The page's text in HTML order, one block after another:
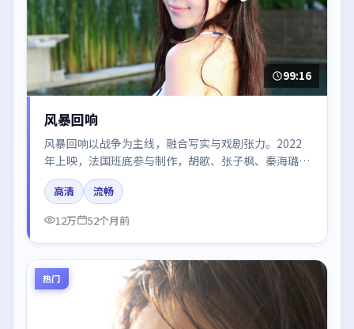
99:16
风暴回响
风暴回响以战争为主线，融合写实与戏剧张力。2022
年上映，法国班底参与制作，胡歌、张子枫、秦海璐在
片中呈现细腻表演，影像风格统一，配乐与剪辑强化了
情绪曲线。
高清
流畅
12万
52个月前
热门